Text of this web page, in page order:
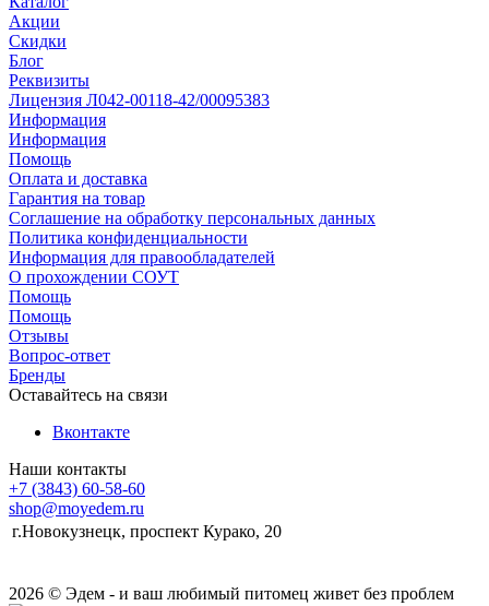
Акции
Скидки
Блог
Реквизиты
Лицензия Л042-00118-42/00095383
Информация
Информация
Помощь
Оплата и доставка
Гарантия на товар
Соглашение на обработку персональных данных
Политика конфиденциальности
Информация для правообладателей
О прохождении СОУТ
Помощь
Помощь
Отзывы
Вопрос-ответ
Бренды
Оставайтесь на связи
Вконтакте
Наши контакты
+7 (3843) 60-58-60
shop@moyedem.ru
г.Новокузнецк, проспект Курако, 20
2026 © Эдем - и ваш любимый питомец живет без проблем